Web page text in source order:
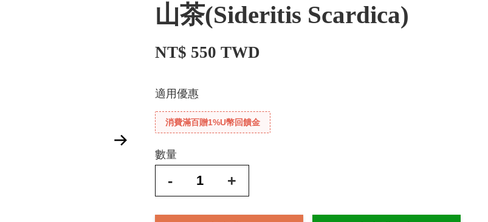
山茶(Sideritis Scardica)
NT$ 550 TWD
適用優惠
消費滿百贈1%U幣回饋金
數量
- +